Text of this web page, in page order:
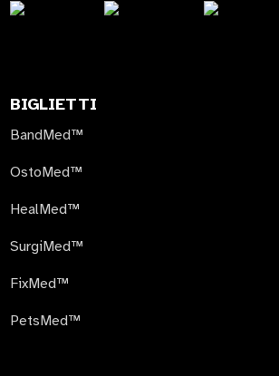
BIGLIETTI
BandMed™
OstoMed™
HealMed™
SurgiMed™
FixMed™
PetsMed™